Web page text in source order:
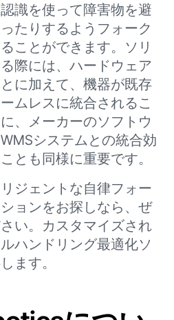
識を使って障害物を避
たりするようフォーク
ことができます。ソリ
際には、ハードウェア
に加えて、機器が既存
ムレスに統合されるこ
、メーカーのソフトウ
システムとの統合効
とも同様に重要です。
ジェントな自律フォー
ョンをお探しなら、ぜ
さい。カスタマイズされ
ハンドリング最適化ソ
ます。